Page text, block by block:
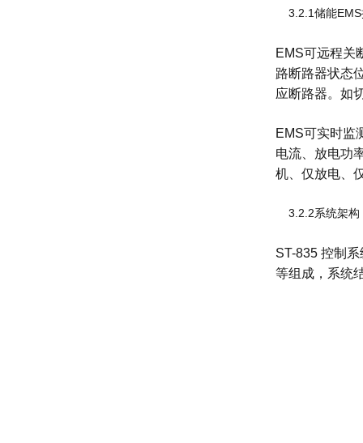
3.2.1储能EMS
EMS可远程关
路断路器状态
应断路器。如
EMS可实时监
电流、放电功
机、仅放电、
3.2.2系统架构
ST-835 控制
等组成，系统